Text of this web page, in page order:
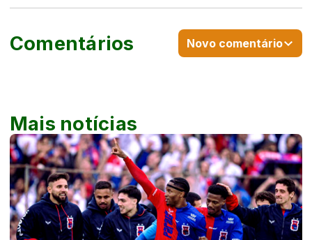
Comentários Novo comentário
Mais notícias